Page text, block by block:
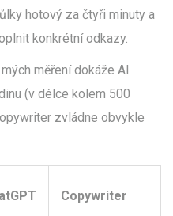
hotový za čtyři minuty a
konkrétní odkazy.
měření dokáže AI
(v délce kolem 500
zvládne obvykle
Copywriter